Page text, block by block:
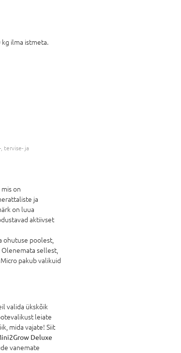
kg ilma istmeta.
tervise- ja
on
ja
on luua
aktiivset
ohutuse poolest,
sellest,
pakub valikuid
valida ükskõik
leiate
mida vajate! Siit
Deluxe
vanemate